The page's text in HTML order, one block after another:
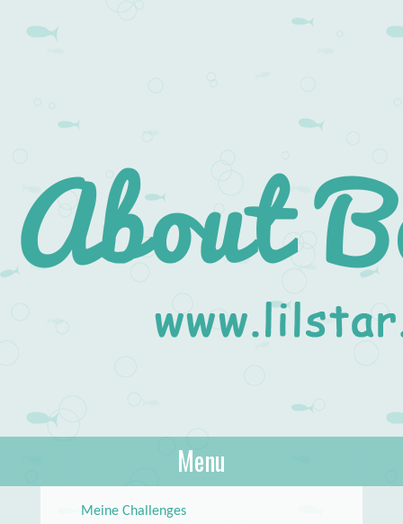
About Books
lilstar.de
Menu
Meine Challenges